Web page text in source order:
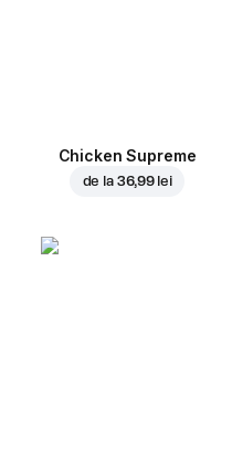
Chicken Supreme
de la 36,99 lei